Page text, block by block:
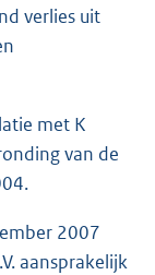
verlies uit
met K
van de
2007
aansprakelijk